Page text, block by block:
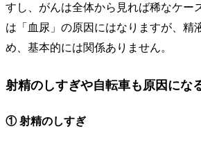
すし、がんは全体から見れば稀なケ
は「血尿」の原因にはなりますが、精
め、基本的には関係ありません。
射精のしすぎや自転車も原因にな
① 射精のしすぎ